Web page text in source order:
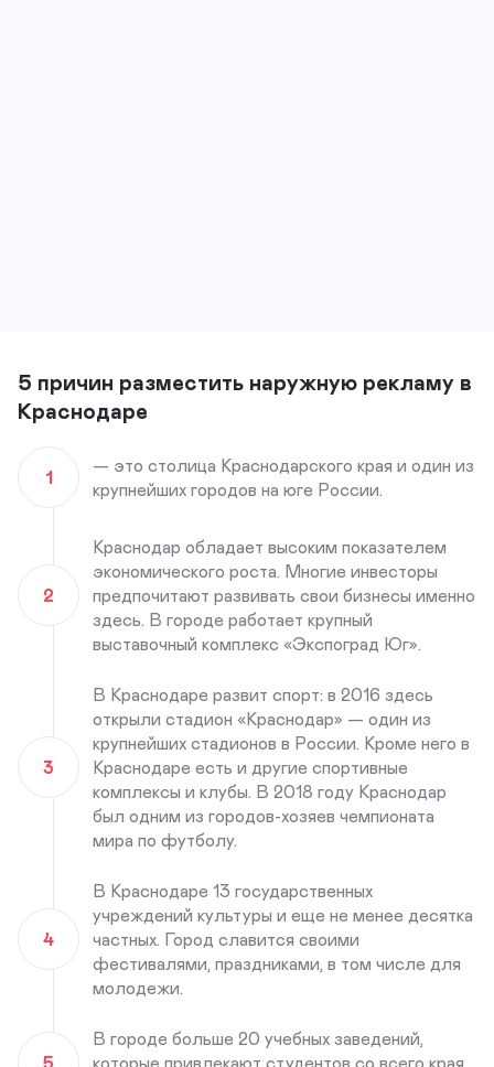
5 причин разместить наружную рекламу в
Краснодаре
1
— это столица Краснодарского края и один из
крупнейших городов на юге России.
2
Краснодар обладает высоким показателем
экономического роста. Многие инвесторы
предпочитают развивать свои бизнесы именно
здесь. В городе работает крупный
выставочный комплекс «Экспоград Юг».
3
В Краснодаре развит спорт: в 2016 здесь
открыли стадион «Краснодар» — один из
крупнейших стадионов в России. Кроме него в
Краснодаре есть и другие спортивные
комплексы и клубы. В 2018 году Краснодар
был одним из городов-хозяев чемпионата
мира по футболу.
4
В Краснодаре 13 государственных
учреждений культуры и еще не менее десятка
частных. Город славится своими
фестивалями, праздниками, в том числе для
молодежи.
5
В городе больше 20 учебных заведений,
которые привлекают студентов со всего края